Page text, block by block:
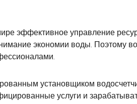
эффективное управление
экономии воды. Поэтому
установщиком
услуги и